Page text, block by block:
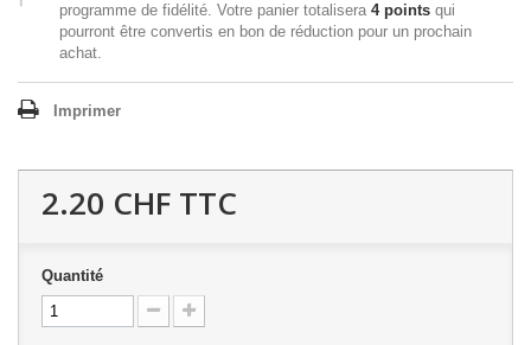
programme de fidélité. Votre panier totalisera 4 points qui
pourront être convertis en bon de réduction pour un prochain
achat.
Imprimer
2.20 CHF TTC
Quantité